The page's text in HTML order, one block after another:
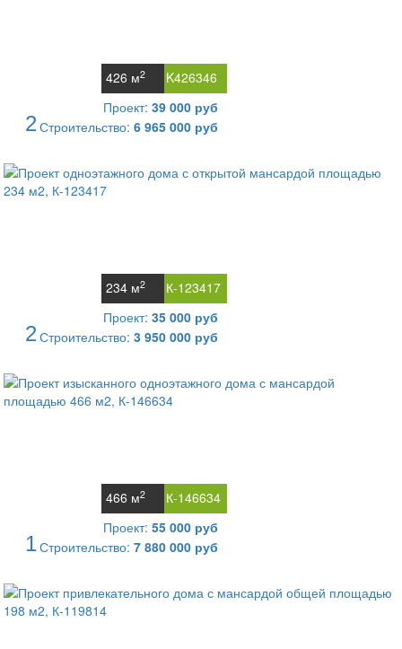
K426346
426 м2
2
Проект: 39 000 руб
Строительство: 6 965 000 руб
К-123417
234 м2
2
Проект: 35 000 руб
Строительство: 3 950 000 руб
К-146634
466 м2
1
Проект: 55 000 руб
Строительство: 7 880 000 руб